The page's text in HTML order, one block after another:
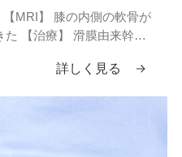
【MRI】 膝の内側の軟骨が
【治療】 滑膜由来幹細
法で投与 こんにちは、院
詳しく見る